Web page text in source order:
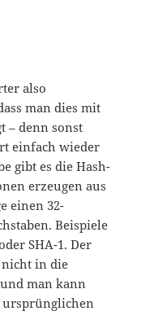
also
man dies mit
– denn sonst
einfach wieder
gibt es die Hash-
erzeugen aus
einen 32-
Beispiele
SHA-1. Der
nicht in die
man kann
ursprünglichen